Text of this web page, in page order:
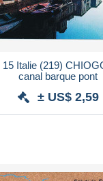
Italie (219)
canal barque pont
± US$ 2,59